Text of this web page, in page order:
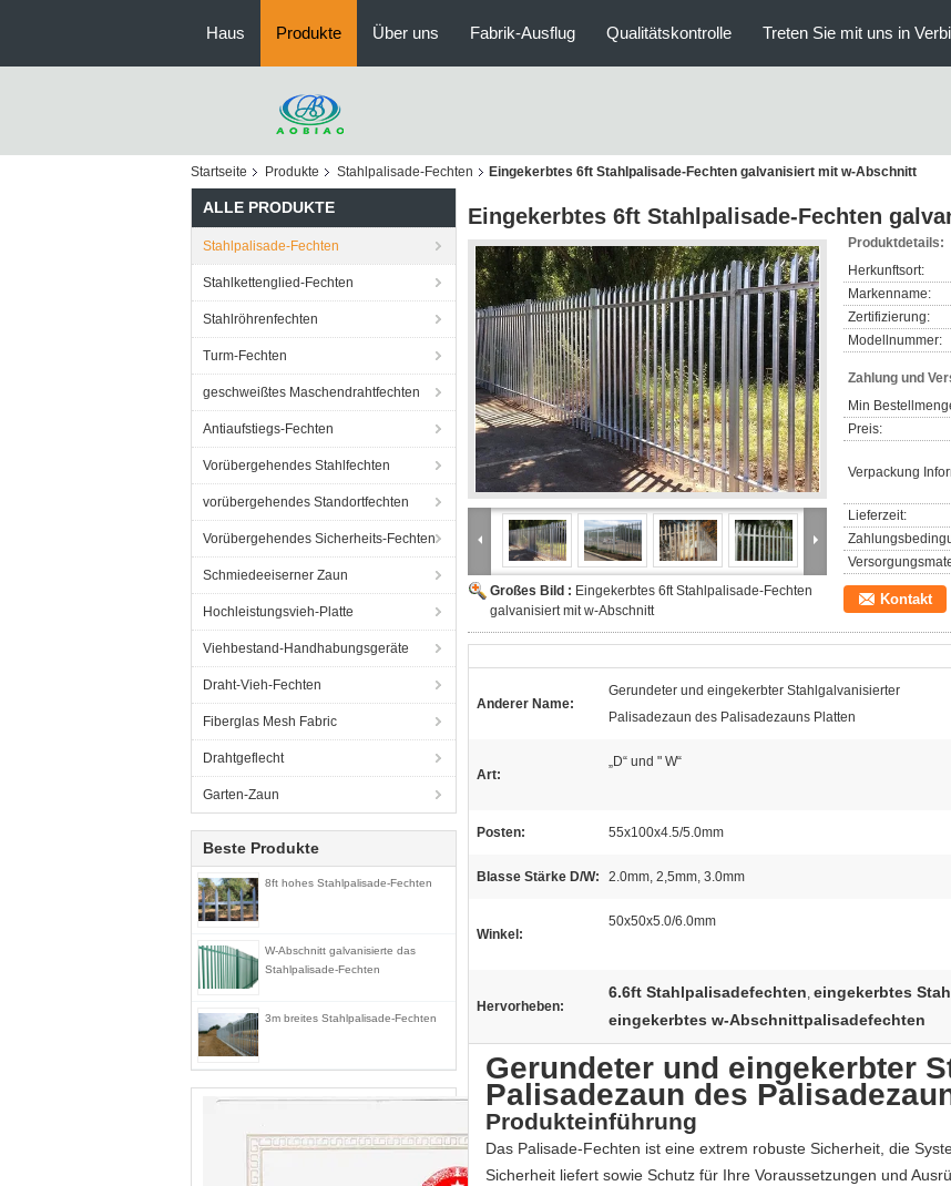
Haus Produkte Über uns Fabrik-Ausflug Qualitätskontrolle Treten Sie mit uns in
Startseite Produkte Stahlpalisade-Fechten Eingekerbtes 6ft Stahlpalisade-Fechten galvanisiert mit w-Abschnitt
ALLE PRODUKTE
Stahlpalisade-Fechten
Stahlkettenglied-Fechten
Stahlröhrenfechten
Turm-Fechten
geschweißtes Maschendrahtfechten
Antiaufstiegs-Fechten
Vorübergehendes Stahlfechten
vorübergehendes Standortfechten
Vorübergehendes Sicherheits-Fechten
Schmiedeeiserner Zaun
Hochleistungsvieh-Platte
Viehbestand-Handhabungsgeräte
Draht-Vieh-Fechten
Fiberglas Mesh Fabric
Drahtgeflecht
Garten-Zaun
Beste Produkte
8ft hohes Stahlpalisade-Fechten
W-Abschnitt galvanisierte das
Stahlpalisade-Fechten
3m breites Stahlpalisade-Fechten
Eingekerbtes 6ft Stahlpalisade-Fechten
Großes Bild : Eingekerbtes 6ft Stahlpalisade-Fechten
galvanisiert mit w-Abschnitt
Produktdetails:
Herkunftsort:
Markenname:
Zertifizierung:
Modellnummer:
Zahlung und
Min
Preis:
Verpackung
Lieferzeit:
Kontakt
Anderer Name:
Gerundeter und eingekerbter Stahlgalvanisierter
Palisadezaun des Palisadezauns Platten
Art:
„D“ und " W“
Posten: 55x100x4.5/5.0mm
Blasse Stärke D/W: 2.0mm, 2,5mm, 3.0mm
Winkel:
50x50x5.0/6.0mm
Hervorheben:
6.6ft Stahlpalisadefechten, eingekerbtes
eingekerbtes w-Abschnittpalisadefechten
Gerundeter und eingekerbter
Palisadezaun des
Produkteinführung
Das Palisade-Fechten ist eine extrem robuste Sicherheit, die
Sicherheit liefert sowie Schutz für Ihre Voraussetzungen und